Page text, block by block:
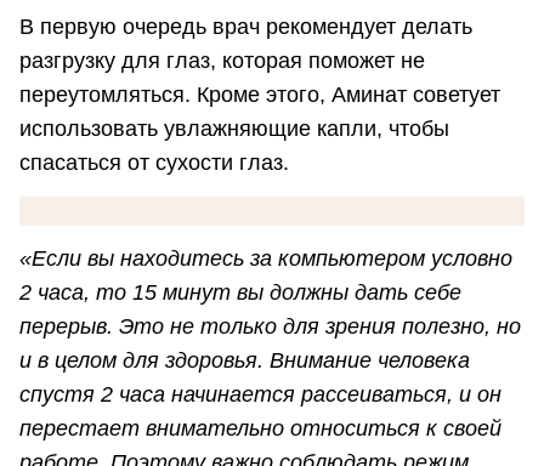
В первую очередь врач рекомендует делать
разгрузку для глаз, которая поможет не
переутомляться. Кроме этого, Аминат советует
использовать увлажняющие капли, чтобы
спасаться от сухости глаз.
«Если вы находитесь за компьютером условно
2 часа, то 15 минут вы должны дать себе
перерыв. Это не только для зрения полезно, но
и в целом для здоровья. Внимание человека
спустя 2 часа начинается рассеиваться, и он
перестает внимательно относиться к своей